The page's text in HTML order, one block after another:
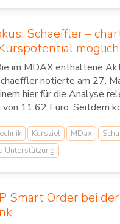
Schaeffler –
möglich
im MDAX enthaltene
notierte am 27.
hier für die Analyse
von 11,62 Euro. Seitdem
Kursziel MDax
Unterstützung
Smart Order bei der